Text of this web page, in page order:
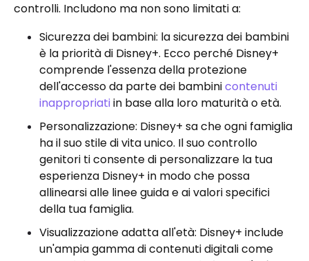
controlli. Includono ma non sono limitati a:
Sicurezza dei bambini: la sicurezza dei bambini
è la priorità di Disney+. Ecco perché Disney+
comprende l'essenza della protezione
dell'accesso da parte dei bambinicontenuti
inappropriatiin base alla loro maturità o età.
Personalizzazione: Disney+ sa che ogni famiglia
ha il suo stile di vita unico. Il suo controllo
genitori ti consente di personalizzare la tua
esperienza Disney+ in modo che possa
allinearsi alle linee guida e ai valori specifici
della tua famiglia.
Visualizzazione adatta all'età: Disney+ include
un'ampia gamma di contenuti digitali come